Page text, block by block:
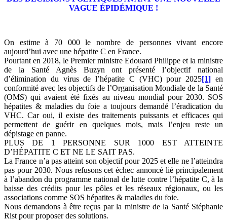
VAGUE ÉPIDÉMIQUE !
On estime à 70 000 le nombre de personnes vivant encore
aujourd’hui avec une hépatite C en France.
Pourtant en 2018, le Premier ministre Edouard Philippe et la ministre
de la Santé Agnès Buzyn ont présenté l’objectif national
d’élimination du virus de l’hépatite C (VHC) pour 2025[1] en
conformité avec les objectifs de l’Organisation Mondiale de la Santé
(OMS) qui avaient été fixés au niveau mondial pour 2030. SOS
hépatites & maladies du foie a toujours demandé l’éradication du
VHC. Car oui, il existe des traitements puissants et efficaces qui
permettent de guérir en quelques mois, mais l’enjeu reste un
dépistage en panne.
PLUS DE 1 PERSONNE SUR 1000 EST ATTEINTE
D’HÉPATITE C ET NE LE SAIT PAS.
La France n’a pas atteint son objectif pour 2025 et elle ne l’atteindra
pas pour 2030. Nous refusons cet échec annoncé lié principalement
à l’abandon du programme national de lutte contre l’hépatite C, à la
baisse des crédits pour les pôles et les réseaux régionaux, ou les
associations comme SOS hépatites & maladies du foie.
Nous demandons à être reçus par la ministre de la Santé Stéphanie
Rist pour proposer des solutions.